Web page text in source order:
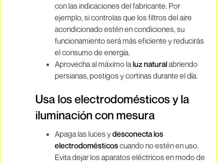
con las indicaciones del fabricante. Por
ejemplo, si controlas que los filtros del aire
acondicionado estén en condiciones, su
funcionamiento será más eficiente y reducirás
el consumo de energía.
Aprovecha al máximo laluz naturalabriendo
persianas, postigos y cortinas durante el día.
Usa los electrodomésticos y la
iluminación con mesura
Apaga las luces ydesconecta los
electrodomésticoscuando no estén en uso.
Evita dejar los aparatos eléctricos en modo de